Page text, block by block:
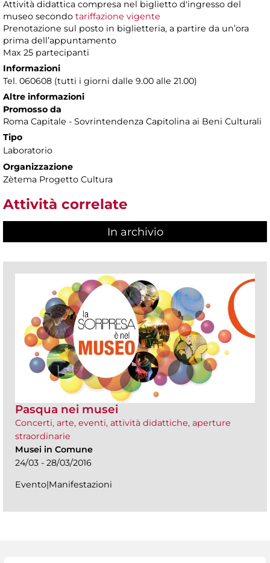
Attività didattica compresa nel biglietto d'ingresso del
museo secondo tariffazione vigente
Prenotazione sul posto in biglietteria, a partire da un’ora
prima dell’appuntamento
Max 25 partecipanti
Informazioni
Tel. 060608 (tutti i giorni dalle 9.00 alle 21.00)
Altre informazioni
Promosso da
Roma Capitale - Sovrintendenza Capitolina ai Beni Culturali
Tipo
Laboratorio
Organizzazione
Zètema Progetto Cultura
Attività correlate
In archivio
Pasqua nei musei
Concerti, arte, eventi, attività didattiche, aperture
straordinarie
Musei in Comune
24/03 - 28/03/2016
Evento|Manifestazioni